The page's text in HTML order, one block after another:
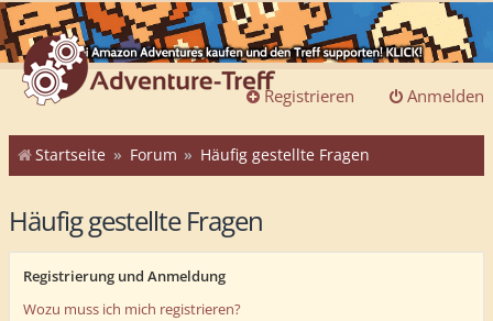
Anmelden
Registrieren
Startseite Forum Häufig gestellte Fragen
Häufig gestellte Fragen
Registrierung und Anmeldung
Wozu muss ich mich registrieren?